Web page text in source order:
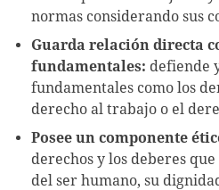
normas considerando sus
Guarda relación directa
fundamentales: defiende
fundamentales como los
derecho al trabajo o el
Posee un componente
derechos y los deberes
del ser humano, su